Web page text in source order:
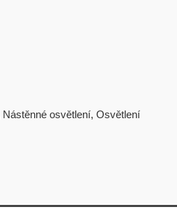
Nástěnné osvětlení, Osvětlení